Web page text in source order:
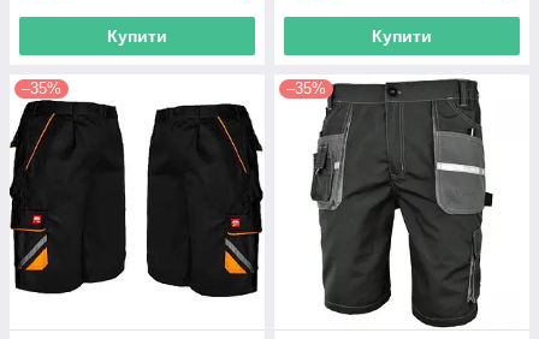
Купити Купити
–35% –35%